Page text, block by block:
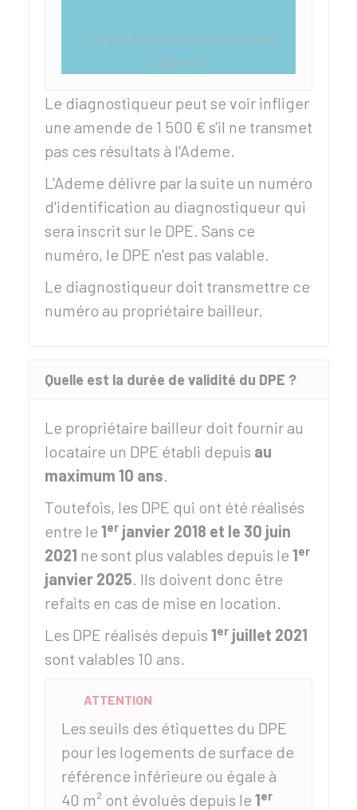
Agence de la transition écologique
(Ademe)
Le diagnostiqueur peut se voir infliger
une amende de 1 500 € s'il ne transmet
pas ces résultats à l'Ademe.
L'Ademe délivre par la suite un numéro
d'identification au diagnostiqueur qui
sera inscrit sur le DPE. Sans ce
numéro, le DPE n'est pas valable.
Le diagnostiqueur doit transmettre ce
numéro au propriétaire bailleur.
Quelle est la durée de validité du DPE ?
Le propriétaire bailleur doit fournir au
locataire un DPE établi depuis au
maximum 10 ans.
Toutefois, les DPE qui ont été réalisés
entre le 1er janvier 2018 et le 30 juin
2021 ne sont plus valables depuis le 1er
janvier 2025. Ils doivent donc être
refaits en cas de mise en location.
Les DPE réalisés depuis 1er juillet 2021
sont valables 10 ans.
ATTENTION
Les seuils des étiquettes du DPE
pour les logements de surface de
référence inférieure ou égale à
40 m² ont évolués depuis le 1er